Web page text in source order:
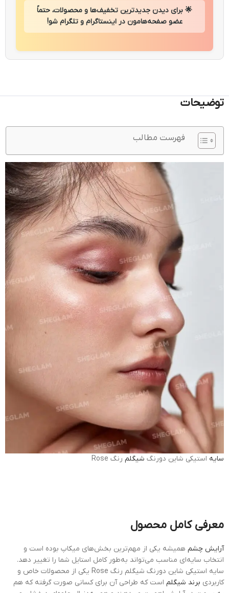
🌟 برای دیدن جدیدترین تخفیف‌ها و محصولات، حتماً
عضو صفحه‌هامون در اینستاگرام و تلگرام شو!
توضیحات
فهرست مطالب
سایه استیکی شاین دورنگ شیگلم رنگ Rose
معرفی کامل محصول
آرایش چشم همیشه یکی از مهم‌ترین بخش‌های میکاپ بوده است و
انتخاب سایه‌ای مناسب می‌تواند به‌طور کامل استایل شما را تغییر دهد.
سایه استیکی شاین دورنگ شیگلم رنگ Rose یکی از محصولات خاص و
کاربردی برند شیگلم است که طراحی آن برای کسانی صورت گرفته که هم